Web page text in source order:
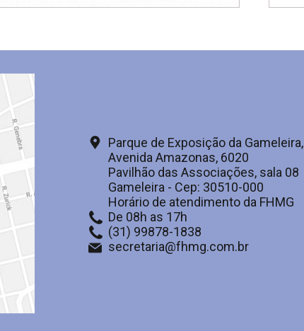
Parque de Exposição da Gameleira,
Avenida Amazonas, 6020
Pavilhão das Associações, sala 08
Gameleira - Cep: 30510-000
Horário de atendimento da FHMG
De 08h as 17h
(31) 99878-1838
secretaria@fhmg.com.br